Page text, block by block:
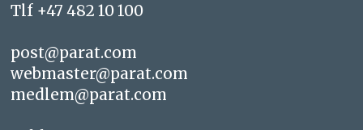
Tlf +47 482 10 100
post@parat.com
webmaster@parat.com
medlem@parat.com